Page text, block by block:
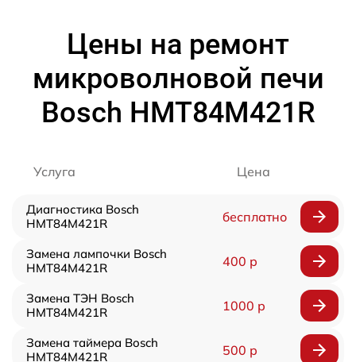
Цены на ремонт
микроволновой печи
Bosch HMT84M421R
Услуга Цена
Диагностика Bosch
HMT84M421R
бесплатно
Замена лампочки Bosch
HMT84M421R
400 р
Замена ТЭН Bosch
HMT84M421R
1000 р
Замена таймера Bosch
HMT84M421R
500 р